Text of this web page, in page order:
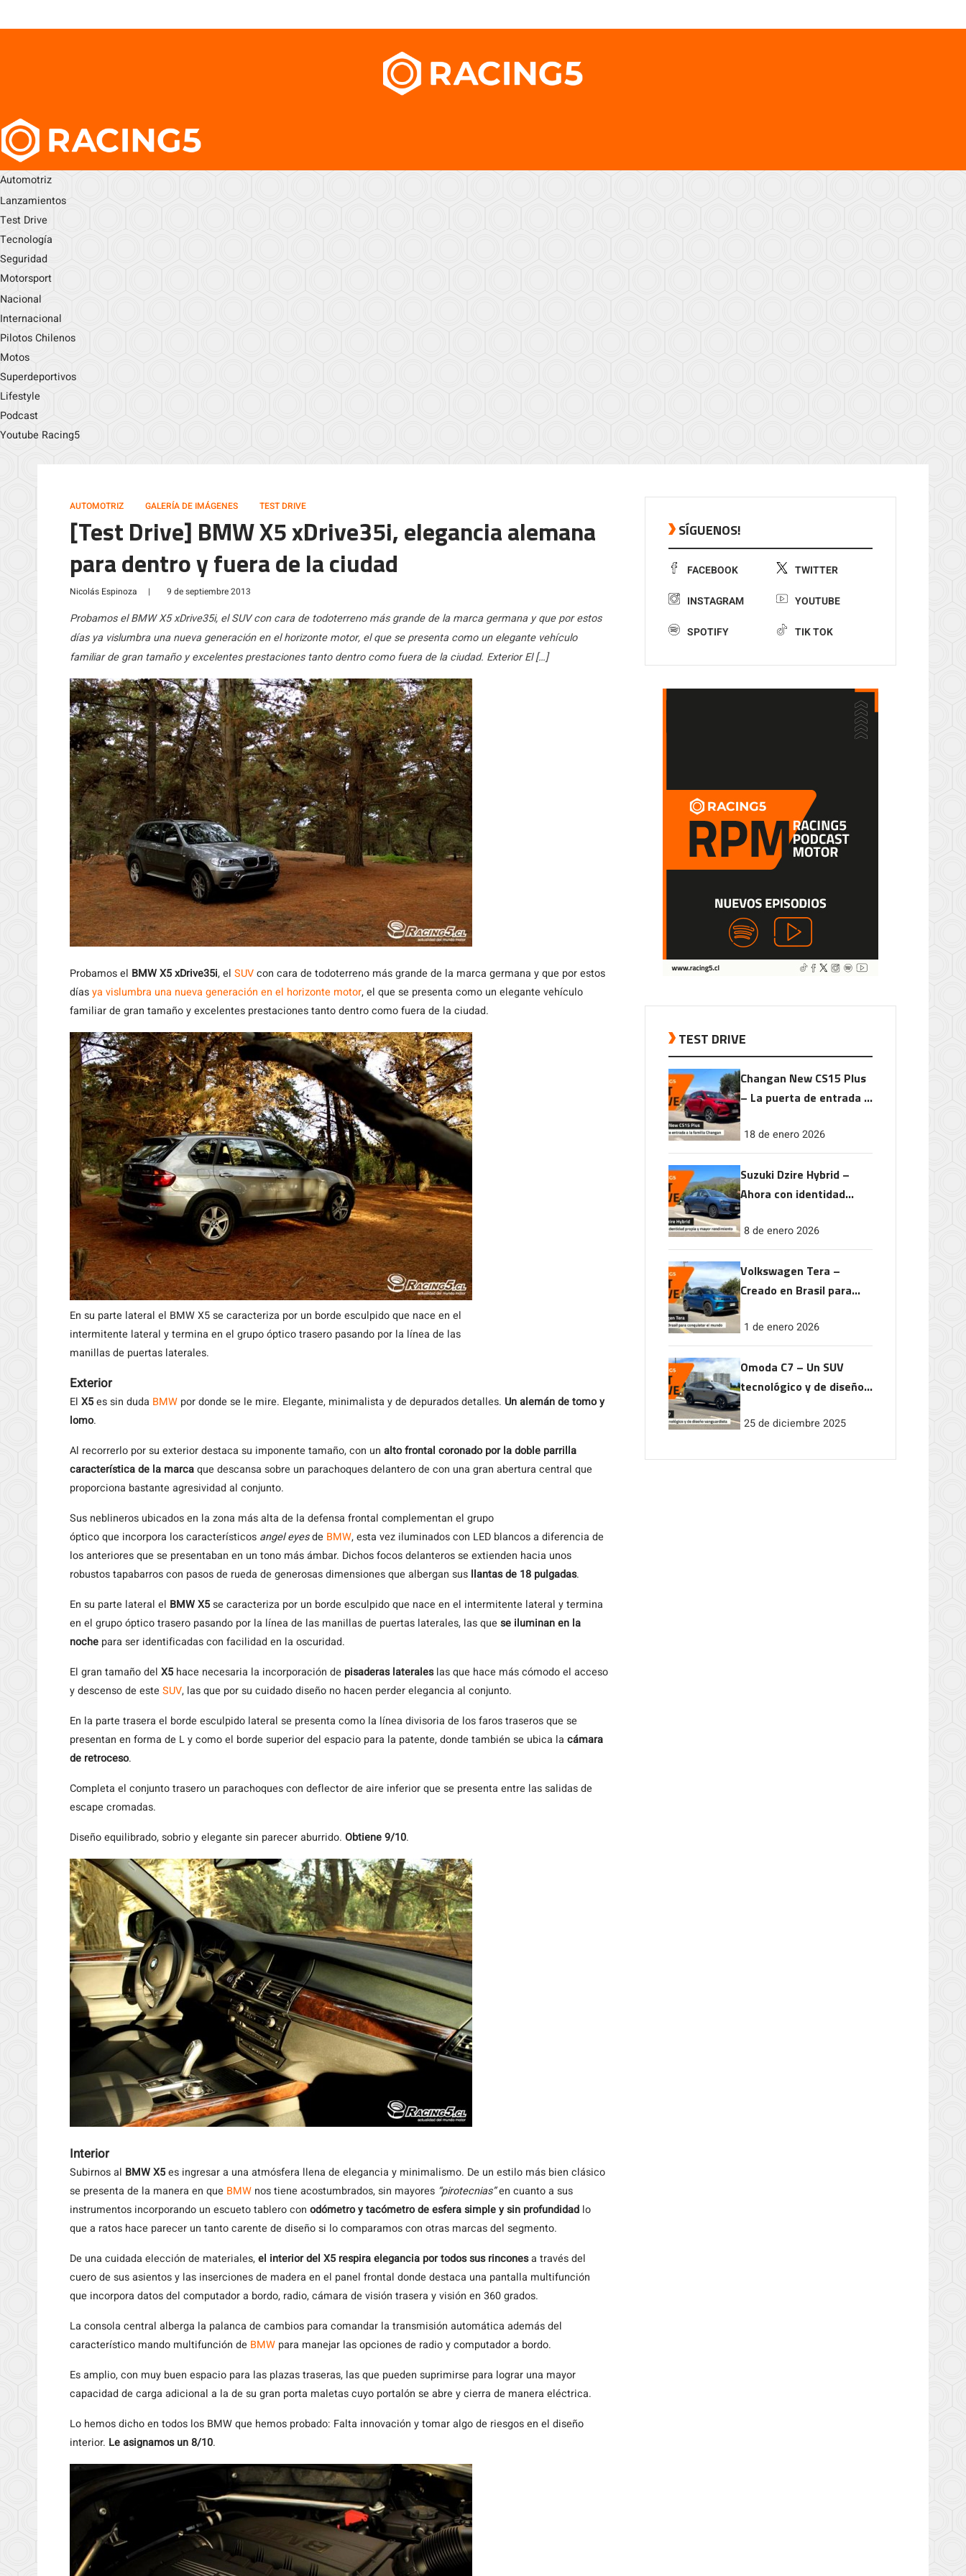
Automotriz
Lanzamientos
Test Drive
Tecnología
Seguridad
Motorsport
Nacional
Internacional
Pilotos Chilenos
Motos
Superdeportivos
Lifestyle
Podcast
Youtube Racing5
AUTOMOTRIZ GALERÍA DE IMÁGENES TEST DRIVE
[Test Drive] BMW X5 xDrive35i, elegancia alemana
para dentro y fuera de la ciudad
Nicolás Espinoza | 9 de septiembre 2013
Probamos el BMW X5 xDrive35i, el SUV con cara de todoterreno más grande de la marca germana y que por estos
días ya vislumbra una nueva generación en el horizonte motor, el que se presenta como un elegante vehículo
familiar de gran tamaño y excelentes prestaciones tanto dentro como fuera de la ciudad. Exterior El […]
Probamosel BMW X5 xDrive35i, el SUVcon cara de todoterreno más grande de la marca germana y que por estos
díasya vislumbra una nueva generación en el horizonte motor, el que se presenta como un elegante vehículo
familiar de gran tamaño y excelentes prestaciones tanto dentro como fuera de la ciudad.
En su parte lateral el BMW X5 se caracteriza por un borde esculpido que nace en el
intermitente lateral y termina en el grupo óptico trasero pasando por la línea de las
manillas de puertas laterales.
Exterior
El X5es sin duda BMW por donde se le mire. Elegante, minimalista y de depurados detalles. Un alemán de tomo y
lomo.
Al recorrerlo por su exterior destaca su imponente tamaño, con un alto frontal coronado por la doble parrilla
característica de la marcaque descansa sobre un parachoques delantero de con una gran abertura central que
proporciona bastante agresividad al conjunto.
Sus neblineros ubicados en la zona más alta de la defensa frontal complementan el grupo
óptico que incorpora los característicos angel eyesde BMW, esta vez iluminados con LED blancos a diferencia de
los anteriores que se presentaban en un tono más ámbar. Dichos focos delanteros se extienden hacia unos
robustos tapabarros con pasos de rueda de generosas dimensiones que albergan sus llantas de 18 pulgadas.
En su parte lateral el BMW X5se caracteriza por un borde esculpido que nace en el intermitente lateral y termina
en el grupo óptico trasero pasando por la línea de las manillas de puertas laterales, las que se iluminan en la
noche para ser identificadas con facilidad en la oscuridad.
El gran tamaño del X5 hace necesaria la incorporación de pisaderas lateraleslas que hace más cómodo el acceso
y descenso de este SUV, las que por su cuidado diseño no hacen perder elegancia al conjunto.
En la parte trasera el borde esculpido lateral se presenta como la línea divisoria de los faros traseros que se
presentan en forma de L y como el borde superior del espacio para la patente, donde también se ubica la cámara
de retroceso.
Completa el conjunto trasero un parachoques con deflector de aire inferior que se presenta entre las salidas de
escape cromadas.
Diseño equilibrado, sobrio y elegante sin parecer aburrido. Obtiene 9/10.
Interior
Subirnos al BMW X5es ingresar a una atmósfera llena de elegancia y minimalismo. De un estilo más bien clásico
se presenta de la manera en que BMW nos tiene acostumbrados, sin mayores “pirotecnias”en cuanto a sus
instrumentos incorporando un escueto tablero con odómetro y tacómetro de esfera simple y sin profundidad lo
que a ratos hace parecer un tanto carente de diseño si lo comparamos con otras marcas del segmento.
De una cuidada elección de materiales,el interior del X5 respira elegancia por todos sus rinconesa través del
cuero de sus asientos y las inserciones de madera en el panel frontal donde destaca una pantalla multifunción
que incorpora datos del computador a bordo, radio, cámara de visión trasera y visión en 360 grados.
La consola central alberga la palanca de cambios para comandar la transmisión automática además del
característico mando multifunción de BMW para manejar las opciones de radio y computador a bordo.
Es amplio, con muy buen espacio para las plazas traseras, las que pueden suprimirse para lograr una mayor
capacidad de carga adicional a la de su gran porta maletas cuyo portalón se abre y cierra de manera eléctrica.
Lo hemos dicho en todos los BMW que hemos probado: Falta innovación y tomar algo de riesgos en el diseño
interior. Le asignamos un 8/10.
SÍGUENOS!
FACEBOOK TWITTER
INSTAGRAM YOUTUBE
SPOTIFY TIK TOK
TEST DRIVE
Changan New CS15 Plus
– La puerta de entrada a
18 de enero 2026
Suzuki Dzire Hybrid –
Ahora con identidad
rendimiento
8 de enero 2026
Volkswagen Tera –
Creado en Brasil para
1 de enero 2026
Omoda C7 – Un SUV
tecnológico y de diseño
25 de diciembre 2025